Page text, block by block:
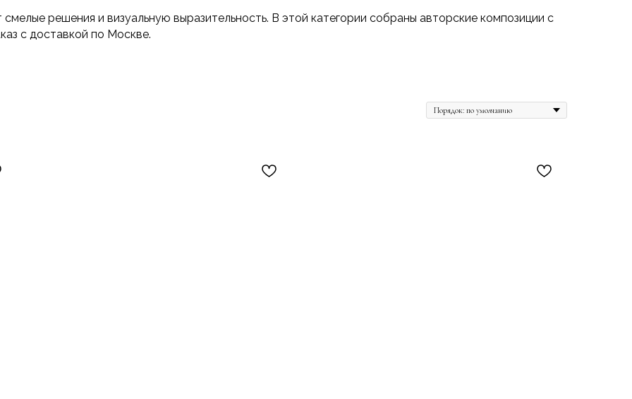
решения и визуальную выразительность. В этой категории собраны авторские композиции с
с доставкой по Москве.